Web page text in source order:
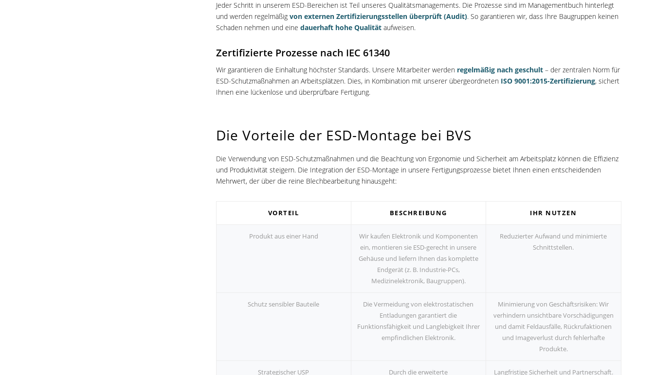
Jeder Schritt in unserem ESD-Bereichen ist Teil unseres Qualitätsmanagements. Die Prozesse sind im Managementbuch hinterlegt
und werden regelmäßig von externen Zertifizierungsstellen überprüft (Audit). So garantieren wir, dass Ihre Baugruppen keinen
Schaden nehmen und eine dauerhaft hohe Qualitätaufweisen.
Zertifizierte Prozesse nach IEC 61340
Wir garantieren die Einhaltung höchster Standards. Unsere Mitarbeiter werden regelmäßig nach geschult– der zentralen Norm für
ESD-Schutzmaßnahmen an Arbeitsplätzen. Dies, in Kombination mit unserer übergeordneten ISO 9001:2015-Zertifizierung, sichert
Ihnen eine lückenlose und überprüfbare Fertigung.
Die Vorteile der ESD-Montage bei BVS
Die Verwendung von ESD-Schutzmaßnahmen und die Beachtung von Ergonomie und Sicherheit am Arbeitsplatz können die Effizienz
und Produktivität steigern. Die Integration der ESD-Montage in unsere Fertigungsprozesse bietet Ihnen einen entscheidenden
Mehrwert, der über die reine Blechbearbeitung hinausgeht:
VORTEIL BESCHREIBUNG IHR NUTZEN
Produkt aus einer Hand
Wir kaufen Elektronik und Komponenten
ein, montieren sie ESD-gerecht in unsere
Gehäuse und liefern Ihnen das komplette
Endgerät (z. B. Industrie-PCs,
Medizinelektronik, Baugruppen).
Reduzierter Aufwand und minimierte
Schnittstellen.
Schutz sensibler Bauteile
Die Vermeidung von elektrostatischen
Entladungen garantiert die
Funktionsfähigkeit und Langlebigkeit Ihrer
empfindlichen Elektronik.
Minimierung von Geschäftsrisiken: Wir
verhindern unsichtbare Vorschädigungen
und damit Feldausfälle, Rückrufaktionen
und Imageverlust durch fehlerhafte
Produkte.
Strategischer USP
Durch die erweiterte
Langfristige Sicherheit und Partnerschaft.